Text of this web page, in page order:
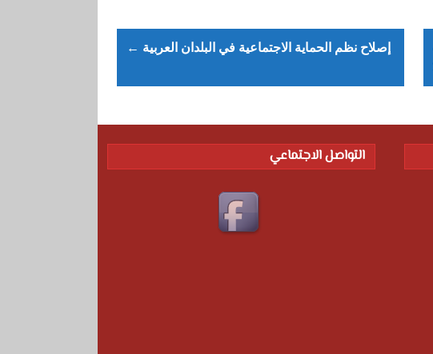
← إصلاح نظم الحماية الاجتماعية في البلدان العربية
التواصل الاجتماعي